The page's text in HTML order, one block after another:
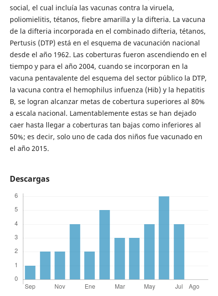
social, el cual incluía las vacunas contra la viruela,
poliomielitis, tétanos, fiebre amarilla y la difteria. La vacuna
de la difteria incorporada en el combinado difteria, tétanos,
Pertusis (DTP) está en el esquema de vacunación nacional
desde el año 1962. Las coberturas fueron ascendiendo en el
tiempo y para el año 2004, cuando se incorporan en la
vacuna pentavalente del esquema del sector público la DTP,
la vacuna contra el hemophilus infuenza (Hib) y la hepatitis
B, se logran alcanzar metas de cobertura superiores al 80%
a escala nacional. Lamentablemente estas se han dejado
caer hasta llegar a coberturas tan bajas como inferiores al
50%; es decir, solo uno de cada dos niños fue vacunado en
el año 2015.
Descargas